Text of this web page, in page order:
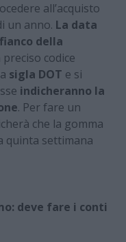
all’acquisto
un anno. La data
della
codice
sigla DOT e si
indicheranno la
. Per fare un
che la gomma
quinta settimana
deve fare i conti